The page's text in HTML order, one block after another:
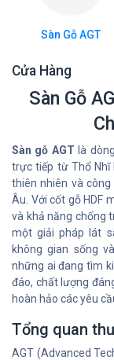
Sàn Gỗ AGT
Cửa Hàng
Sàn Gỗ
Sàn gỗ AGT là
trực tiếp từ Thổ Nhĩ
thiên nhiên và
Âu. Với cốt gỗ HDF
và khả năng chống
một giải pháp lát
không gian sống
những ai đang tìm
đáo, chất lượng
hoàn hảo các yêu
Tổng quan
AGT (Advanced